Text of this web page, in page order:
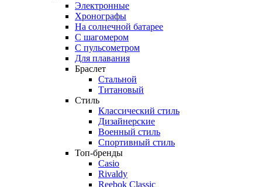
Электронные
Хронографы
На солнечной батарее
С шагомером
С пульсометром
Для плавания
Браслет
Стальной
Титановый
Стиль
Классический стиль
Дизайнерские
Военный стиль
Спортивный стиль
Топ-бренды
Casio
Rivaldy
Reebok Classic